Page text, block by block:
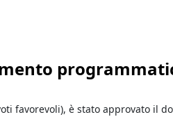
favorevoli), è stato approvato il